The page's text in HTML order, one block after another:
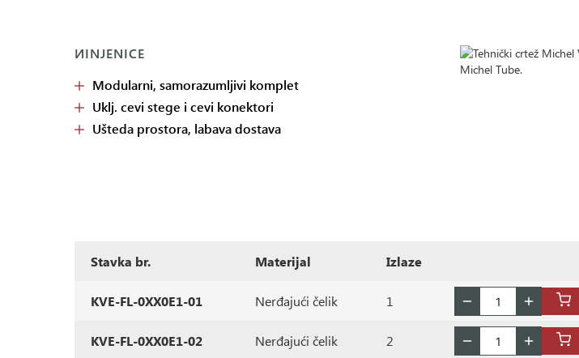
ИINJENICE
Modularni, samorazumljivi komplet
Uklj. cevi stege i cevi konektori
Ušteda prostora, labava dostava
Stavka br. Materijal Izlaze
KVE-FL-0XX0E1-01 Nerđajući čelik 1
KVE-FL-0XX0E1-02 Nerđajući čelik 2